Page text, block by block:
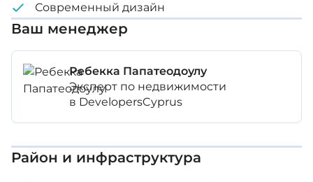
Современный дизайн
Ваш менеджер
Ребекка Папатеодоулу
Эксперт по недвижимости
в DevelopersCyprus
Район и инфраструктура